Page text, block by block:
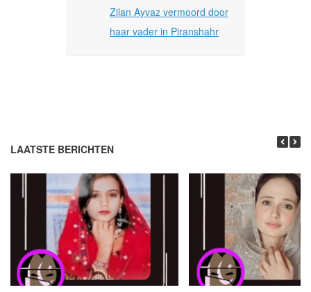
Zilan Ayvaz vermoord door
haar vader in Piranshahr
LAATSTE BERICHTEN